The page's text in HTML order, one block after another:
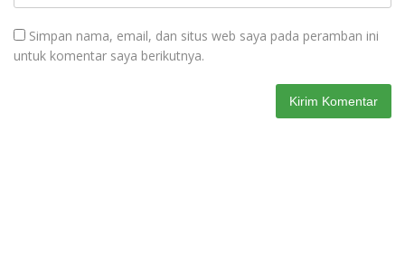
Simpan nama, email, dan situs web saya pada peramban ini
untuk komentar saya berikutnya.